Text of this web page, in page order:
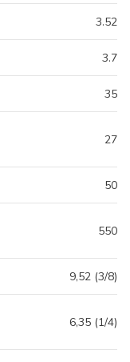
3.52
3.7
35
27
50
550
9,52 (3/8)
6,35 (1/4)